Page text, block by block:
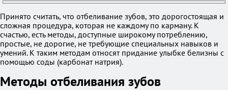
Принято считать, что отбеливание зубов, это дорогостоящая и
сложная процедура, которая не каждому по карману. К
счастью, есть методы, доступные широкому потреблению,
простые, не дорогие, не требующие специальных навыков и
умений. К таким методам относят придание улыбке белизны с
помощью соды (карбонат натрия).
Методы отбеливания зубов